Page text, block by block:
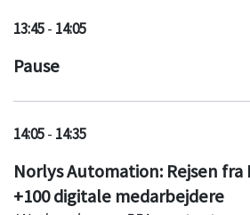
processer, samt at blive indhentet af
vedligeholdelses opgave?
13:45- 14:05
Pause
14:05- 14:35
Norlys Automation: Rejsen
+100 digitale medarbejdere